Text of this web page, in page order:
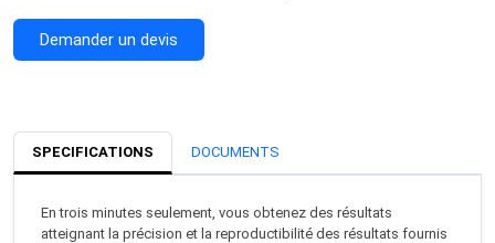
Demander un devis
SPECIFICATIONS DOCUMENTS
En trois minutes seulement, vous obtenez des résultats
atteignant la précision et la reproductibilité des résultats fournis